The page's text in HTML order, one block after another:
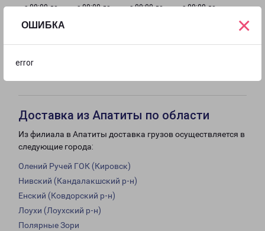
ОШИБКА
error
×
с 09:00 до
18:00
с 09:00 до
с 09:00 до
с 09:00 до
Доставка из Апатиты по области
Из филиала в Апатиты доставка грузов осуществляется в
следующие города:
Олений Ручей ГОК (Кировск)
Нивский (Кандалакшский р-н)
Енский (Ковдорский р-н)
Лоухи (Лоухский р-н)
Полярные Зори